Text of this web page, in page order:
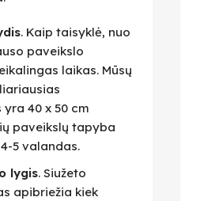
. Kaip taisyklė, nuo
paveikslo
laikas. Mūsų
40 x 50 cm
paveikslų tapyba
5 valandas.
lygis. Siužeto
apibriežia kiek